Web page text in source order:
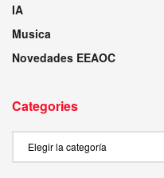
IA
Musica
Novedades EEAOC
Categories